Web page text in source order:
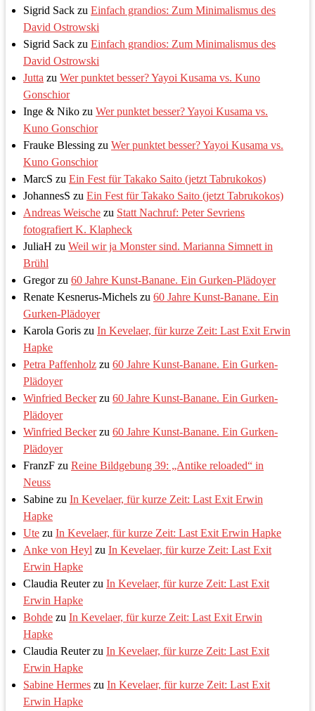
Sigrid Sack zu Einfach grandios: Zum Minimalismus des
David Ostrowski
Sigrid Sack zu Einfach grandios: Zum Minimalismus des
David Ostrowski
Jutta zu Wer punktet besser? Yayoi Kusama vs. Kuno
Gonschior
Inge & Niko zu Wer punktet besser? Yayoi Kusama vs.
Kuno Gonschior
Frauke Blessing zu Wer punktet besser? Yayoi Kusama vs.
Kuno Gonschior
MarcS zu Ein Fest für Takako Saito (jetzt Tabrukokos)
JohannesS zu Ein Fest für Takako Saito (jetzt Tabrukokos)
Andreas Weische zu Statt Nachruf: Peter Sevriens
fotografiert K. Klapheck
JuliaH zu Weil wir ja Monster sind. Marianna Simnett in
Brühl
Gregorzu 60 Jahre Kunst-Banane. Ein Gurken-Plädoyer
Renate Kesnerus-Michels zu 60 Jahre Kunst-Banane. Ein
Gurken-Plädoyer
Karola Goris zu In Kevelaer, für kurze Zeit: Last Exit Erwin
Hapke
Petra Paffenholz zu 60 Jahre Kunst-Banane. Ein Gurken-
Plädoyer
Winfried Beckerzu 60 Jahre Kunst-Banane. Ein Gurken-
Plädoyer
Winfried Beckerzu 60 Jahre Kunst-Banane. Ein Gurken-
Plädoyer
FranzF zu Reine Bildgebung 39: „Antike reloaded“ in
Neuss
Sabine zu In Kevelaer, für kurze Zeit: Last Exit Erwin
Hapke
Ute zu In Kevelaer, für kurze Zeit: Last Exit Erwin Hapke
Anke von Heyl zu In Kevelaer, für kurze Zeit: Last Exit
Erwin Hapke
Claudia Reuterzu In Kevelaer, für kurze Zeit: Last Exit
Erwin Hapke
Bohde zu In Kevelaer, für kurze Zeit: Last Exit Erwin
Hapke
Claudia Reuterzu In Kevelaer, für kurze Zeit: Last Exit
Erwin Hapke
Sabine Hermes zu In Kevelaer, für kurze Zeit: Last Exit
Erwin Hapke